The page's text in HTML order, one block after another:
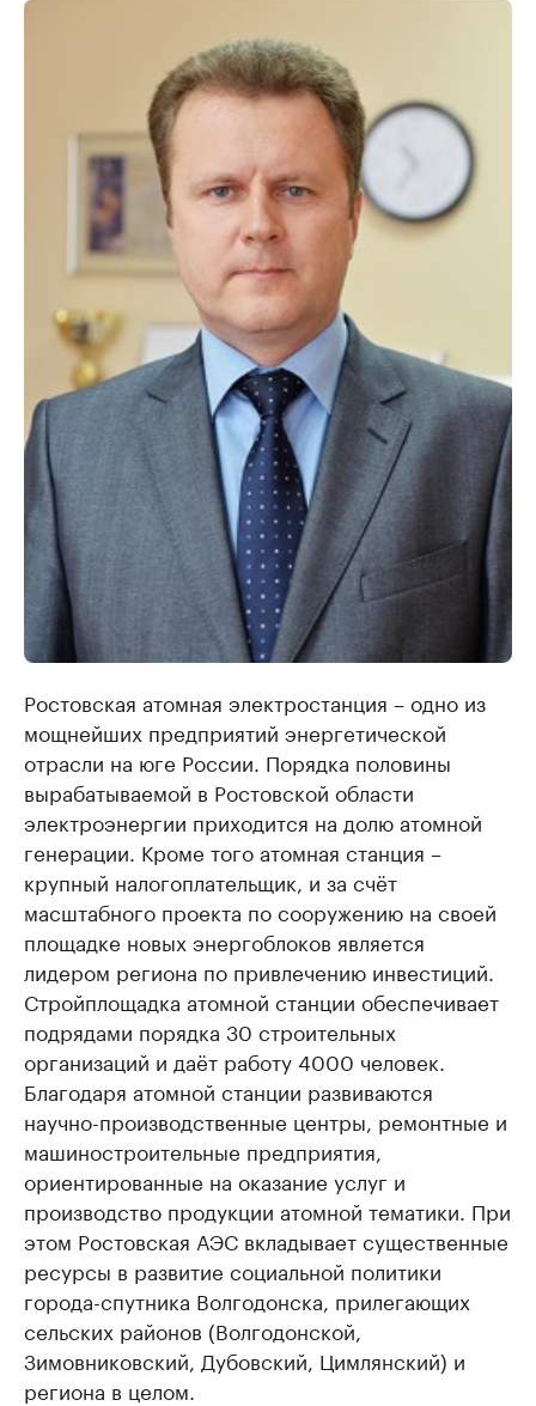
Ростовская атомная электростанция – одно из
мощнейших предприятий энергетической
отрасли на юге России. Порядка половины
вырабатываемой в Ростовской области
электроэнергии приходится на долю атомной
генерации. Кроме того атомная станция –
крупный налогоплательщик, и за счёт
масштабного проекта по сооружению на своей
площадке новых энергоблоков является
лидером региона по привлечению инвестиций.
Стройплощадка атомной станции обеспечивает
подрядами порядка 30 строительных
организаций и даёт работу 4000 человек.
Благодаря атомной станции развиваются
научно-производственные центры, ремонтные и
машиностроительные предприятия,
ориентированные на оказание услуг и
производство продукции атомной тематики. При
этом Ростовская АЭС вкладывает существенные
ресурсы в развитие социальной политики
города-спутника Волгодонска, прилегающих
сельских районов (Волгодонской,
Зимовниковский, Дубовский, Цимлянский) и
региона в целом.